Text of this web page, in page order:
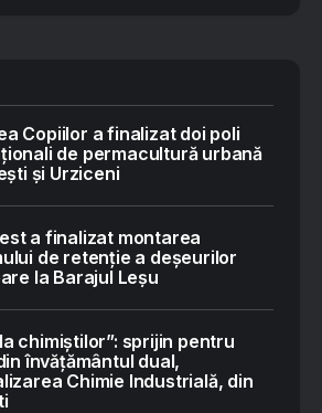
Copiilor a finalizat doi poli
de permacultură urbană
și Urziceni
a finalizat montarea
de retenție a deșeurilor
la Barajul Leșu
chimiștilor”: sprijin pentru
învățământul dual,
Chimie Industrială, din